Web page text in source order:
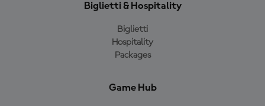
Biglietti & Hospitality
Biglietti
Hospitality
Packages
Game Hub